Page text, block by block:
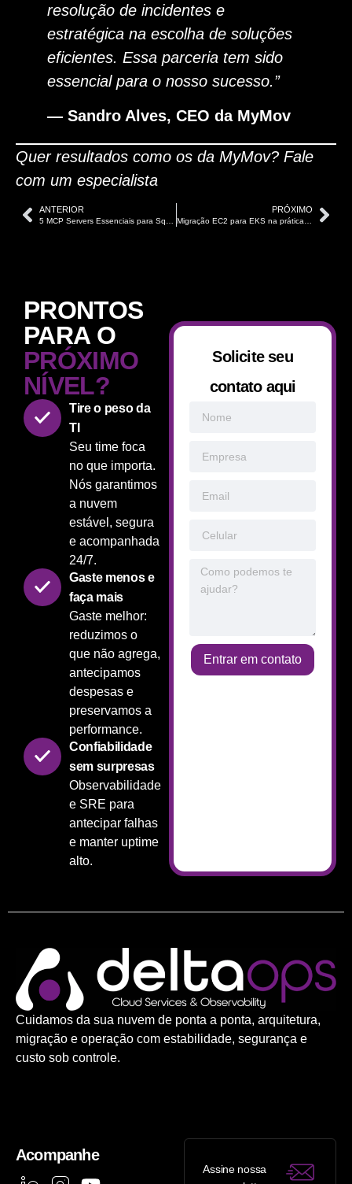
resolução de incidentes e
estratégica na escolha de soluções
eficientes. Essa parceria tem sido
essencial para o nosso sucesso.”
— Sandro Alves, CEO da MyMov
Quer resultados como os da MyMov? Fale
com um especialista
ANTERIOR
5 MCP Servers Essenciais para Squads DevOps em 2026
PRÓXIMO
Migração EC2 para EKS na prática: como a DeltaOps modernizou a infraestrutura AWS da Connect
PRONTOS
PARA O
PRÓXIMO
NÍVEL?
Tire o peso da
TI
Seu time foca
no que importa.
Nós garantimos
a nuvem
estável, segura
e acompanhada
24/7.
Gaste menos e
faça mais
Gaste melhor:
reduzimos o
que não agrega,
antecipamos
despesas e
preservamos a
performance.
Confiabilidade
sem surpresas
Observabilidade
e SRE para
antecipar falhas
e manter uptime
alto.
Solicite seu
contato aqui
Entrar em contato
Cuidamos da sua nuvem de ponta a ponta, arquitetura,
migração e operação com estabilidade, segurança e
custo sob controle.
Acompanhe
Assine nossa